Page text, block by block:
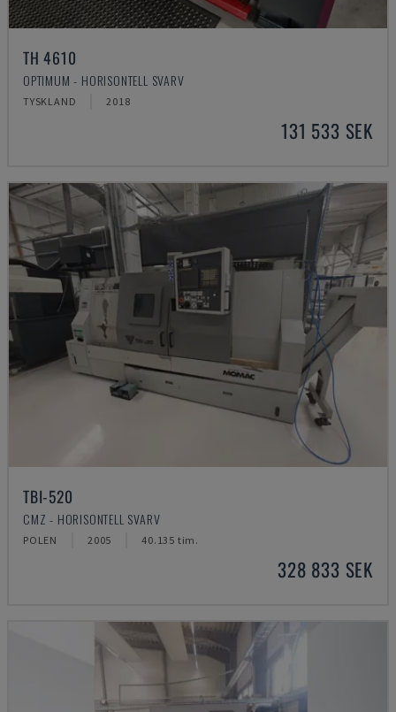
TH 4610
OPTIMUM - HORISONTELL SVARV
TYSKLAND 2018
131 533 SEK
TBI-520
CMZ - HORISONTELL SVARV
POLEN 2005 40.135 tim.
328 833 SEK